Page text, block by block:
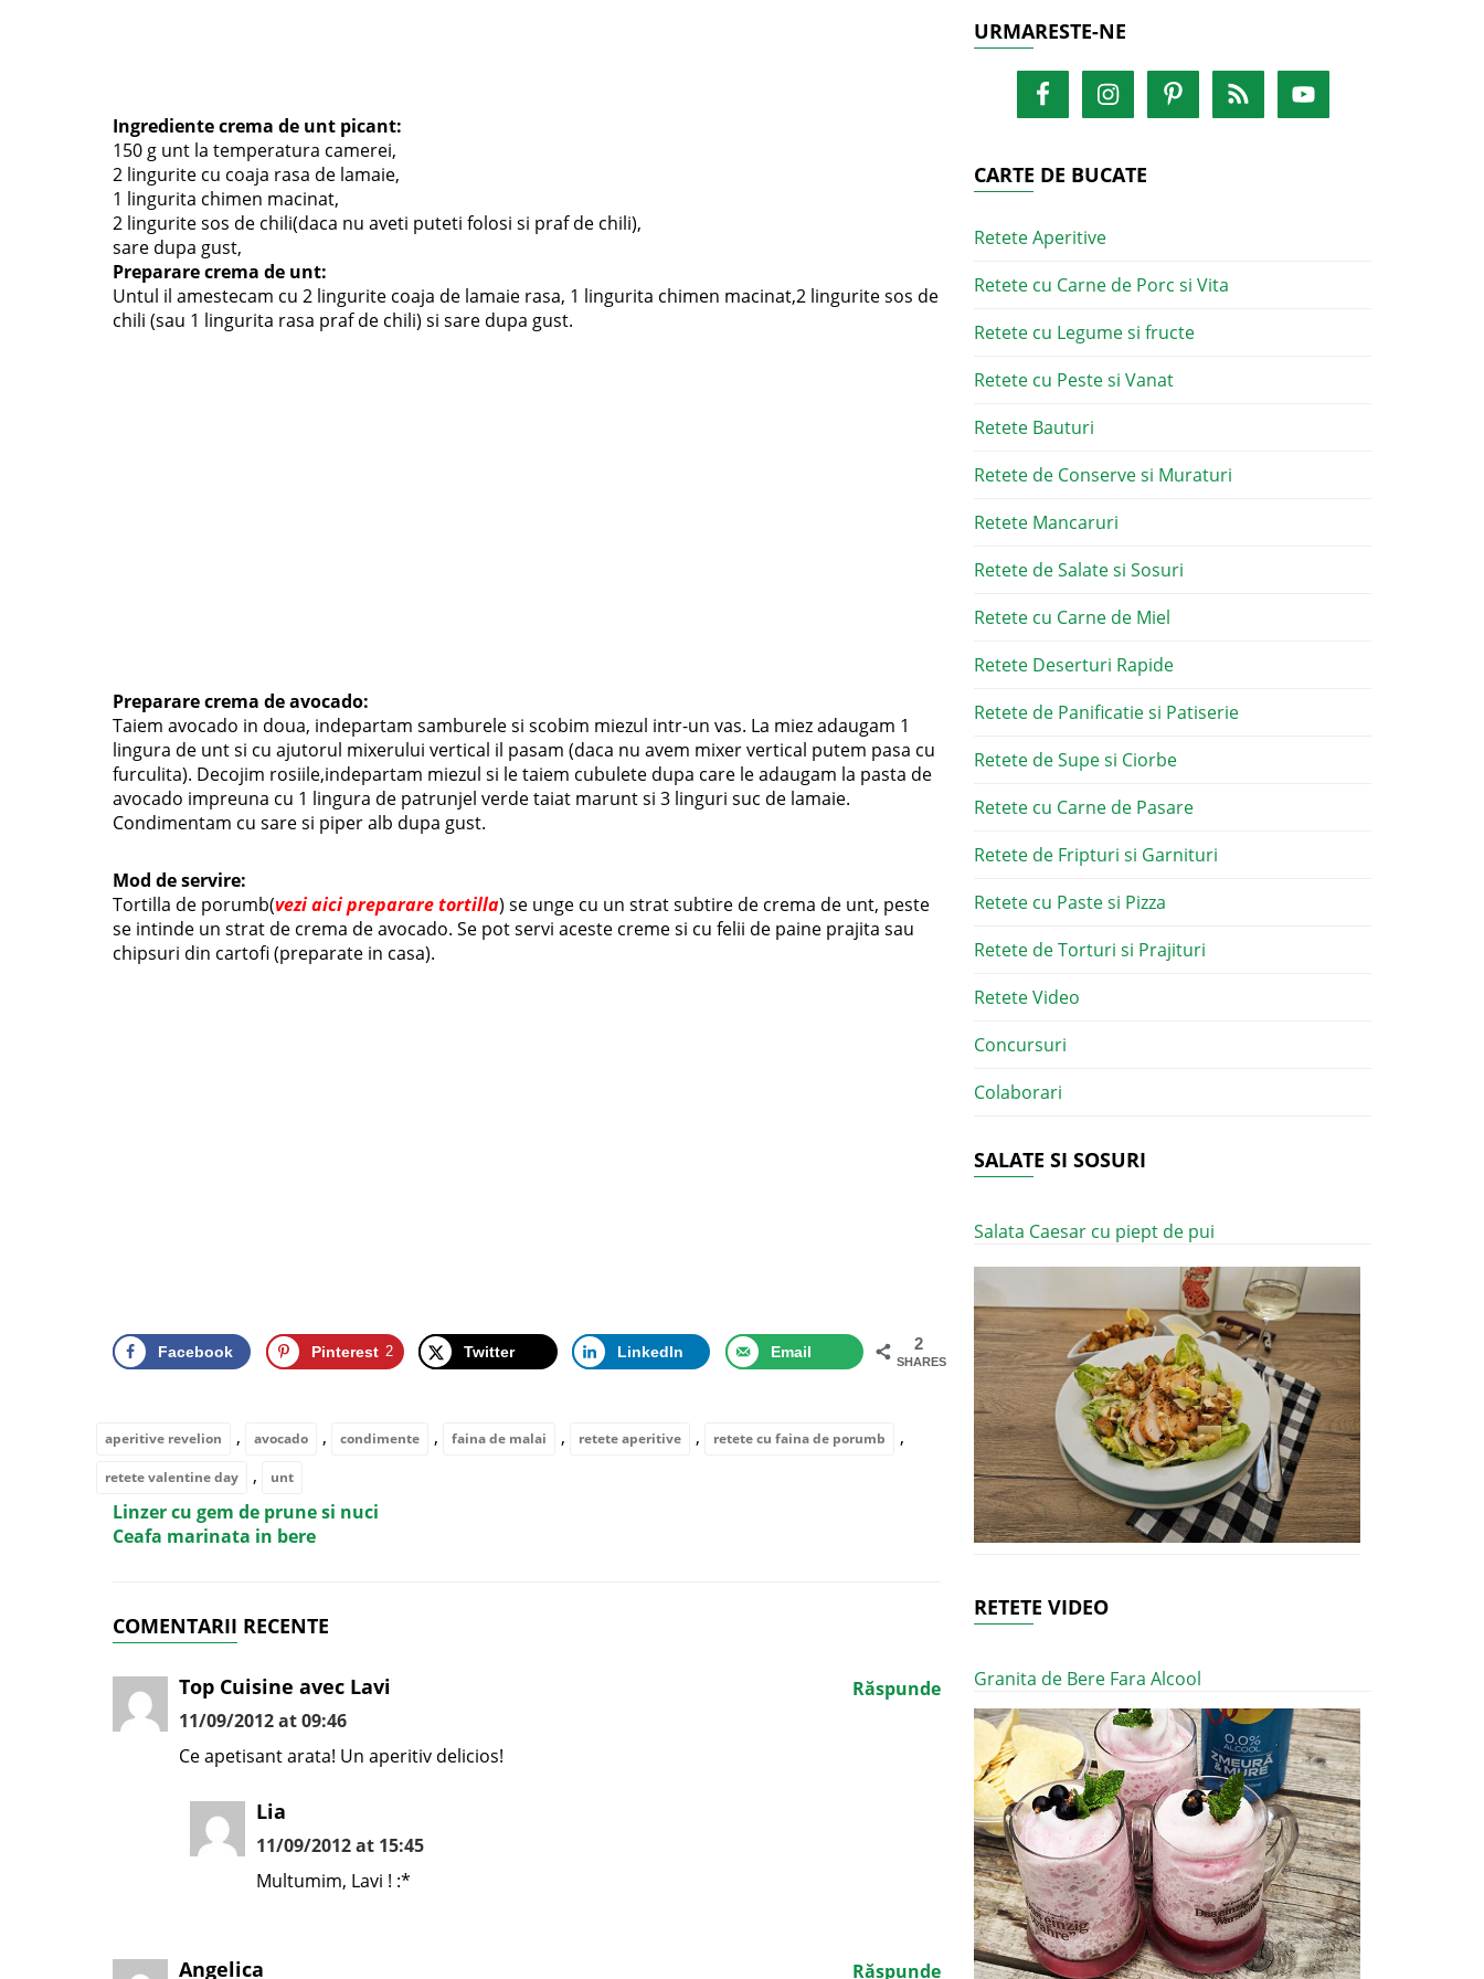
Ingrediente crema de unt picant:
150 g unt la temperatura camerei,
2 lingurite cu coaja rasa de lamaie,
1 lingurita chimen macinat,
2 lingurite sos de chili(daca nu aveti puteti folosi si praf de chili),
sare dupa gust,
Preparare crema de unt:
Untul il amestecam cu 2 lingurite coaja de lamaie rasa, 1 lingurita chimen macinat,2 lingurite sos de
chili (sau 1 lingurita rasa praf de chili) si sare dupa gust.
Preparare crema de avocado:
Taiem avocado in doua, indepartam samburele si scobim miezul intr-un vas. La miez adaugam 1
lingura de unt si cu ajutorul mixerului vertical il pasam (daca nu avem mixer vertical putem pasa cu
furculita). Decojim rosiile,indepartam miezul si le taiem cubulete dupa care le adaugam la pasta de
avocado impreuna cu 1 lingura de patrunjel verde taiat marunt si 3 linguri suc de lamaie.
Condimentam cu sare si piper alb dupa gust.
Mod de servire:
Tortilla de porumb(vezi aici preparare tortilla) se unge cu un strat subtire de crema de unt, peste
se intinde un strat de crema de avocado. Se pot servi aceste creme si cu felii de paine prajita sau
chipsuri din cartofi (preparate in casa).
2
SHARES
Facebook Pinterest 2 Twitter LinkedIn Email
aperitive revelion , avocado , condimente , faina de malai , retete aperitive , retete cu faina de porumb ,
retete valentine day , unt
Linzer cu gem de prune si nuci
Ceafa marinata in bere
COMENTARII RECENTE
Top Cuisine avec Lavi
11/09/2012 at 09:46
Ce apetisant arata! Un aperitiv delicios!
Răspunde
Lia
11/09/2012 at 15:45
Multumim, Lavi ! :*
Angelica Răspunde
URMARESTE-NE
CARTE DE BUCATE
Retete Aperitive
Retete cu Carne de Porc si Vita
Retete cu Legume si fructe
Retete cu Peste si Vanat
Retete Bauturi
Retete de Conserve si Muraturi
Retete Mancaruri
Retete de Salate si Sosuri
Retete cu Carne de Miel
Retete Deserturi Rapide
Retete de Panificatie si Patiserie
Retete de Supe si Ciorbe
Retete cu Carne de Pasare
Retete de Fripturi si Garnituri
Retete cu Paste si Pizza
Retete de Torturi si Prajituri
Retete Video
Concursuri
Colaborari
SALATE SI SOSURI
Salata Caesar cu piept de pui
RETETE VIDEO
Granita de Bere Fara Alcool